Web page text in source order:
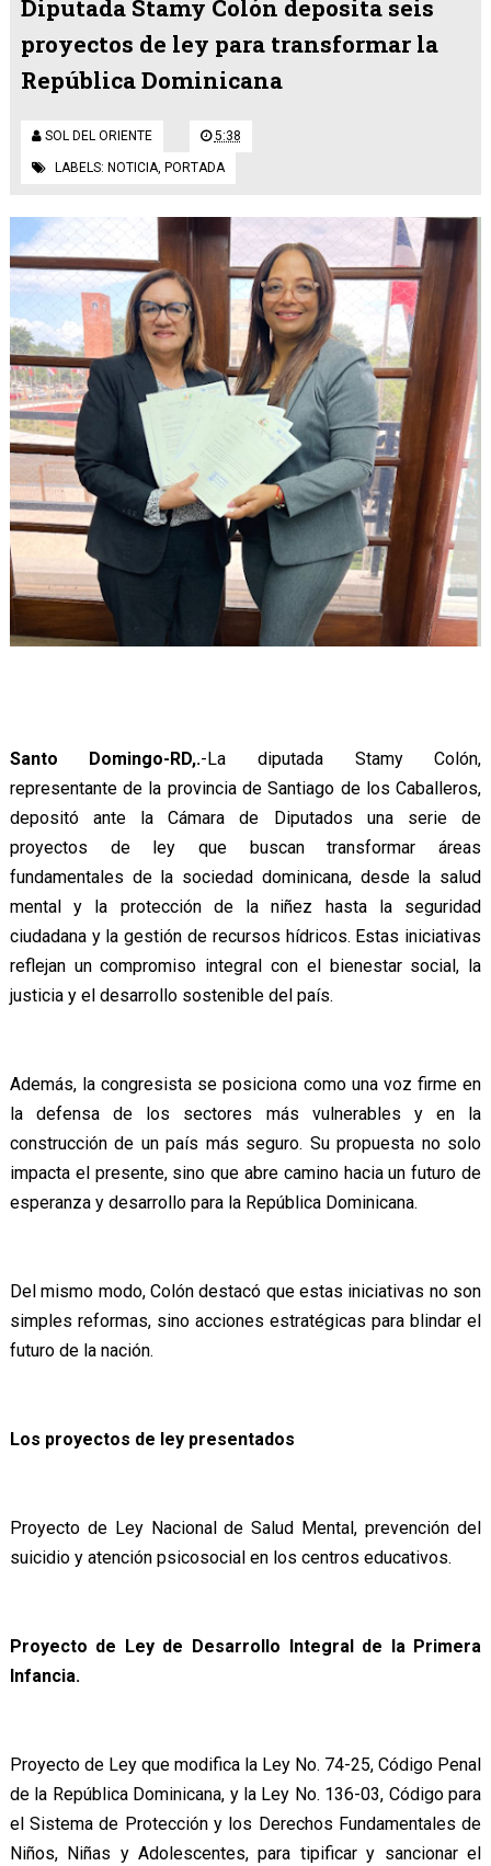
Diputada Stamy Colón deposita seis
proyectos de ley para transformar la
República Dominicana
SOL DEL ORIENTE 5:38
LABELS: NOTICIA, PORTADA
Santo Domingo-RD,.-La diputada Stamy Colón,
representante de la provincia de Santiago de los Caballeros,
depositó ante la Cámara de Diputados una serie de
proyectos de ley que buscan transformar áreas
fundamentales de la sociedad dominicana, desde la salud
mental y la protección de la niñez hasta la seguridad
ciudadana y la gestión de recursos hídricos. Estas iniciativas
reflejan un compromiso integral con el bienestar social, la
justicia y el desarrollo sostenible del país.
Además, la congresista se posiciona como una voz firme en
la defensa de los sectores más vulnerables y en la
construcción de un país más seguro. Su propuesta no solo
impacta el presente, sino que abre camino hacia un futuro de
esperanza y desarrollo para la República Dominicana.
Del mismo modo, Colón destacó que estas iniciativas no son
simples reformas, sino acciones estratégicas para blindar el
futuro de la nación.
Los proyectos de ley presentados
Proyecto de Ley Nacional de Salud Mental, prevención del
suicidio y atención psicosocial en los centros educativos.
Proyecto de Ley de Desarrollo Integral de la Primera
Infancia.
Proyecto de Ley que modifica la Ley No. 74-25, Código Penal
de la República Dominicana, y la Ley No. 136-03, Código para
el Sistema de Protección y los Derechos Fundamentales de
Niños, Niñas y Adolescentes, para tipificar y sancionar el